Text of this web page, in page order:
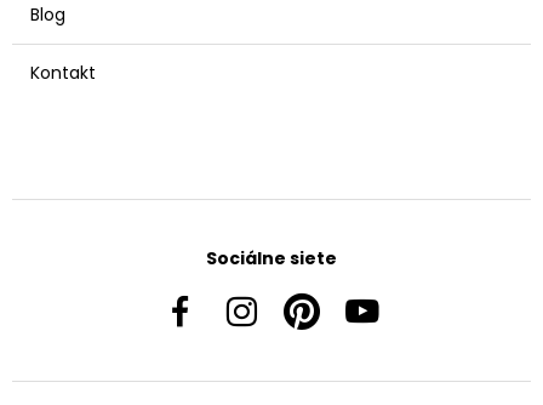
Blog
Kontakt
Sociálne siete